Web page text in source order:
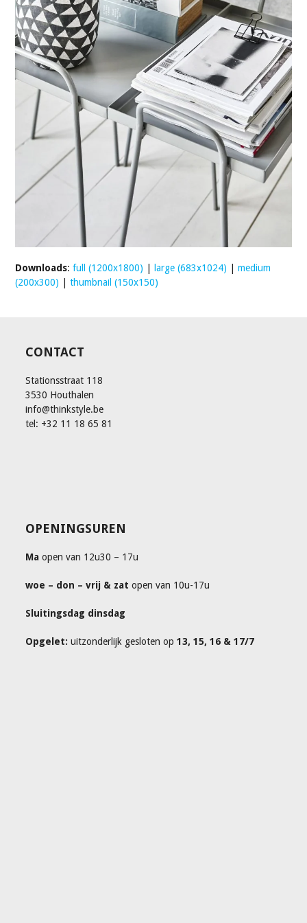
Downloads:full (1200x1800) large (683x1024) |medium
(200x300) |thumbnail (150x150)
CONTACT
Stationsstraat 118
3530 Houthalen
info@thinkstyle.be
tel: +32 11 18 65 81
OPENINGSUREN
Ma open van 12u30 – 17u
woe – don – vrij & zatopen van 10u-17u
Sluitingsdag dinsdag
Opgelet: uitzonderlijk gesloten op13, 15, 16 & 17/7